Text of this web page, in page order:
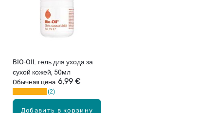
Добавить в корзину
BIO-OIL гель для ухода за
сухой кожей, 50мл
Обычная цена 6,99 €
2